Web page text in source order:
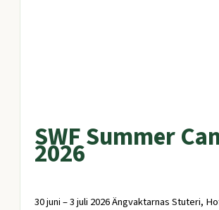
SWF Summer
2026
30 juni – 3 juli 2026 Ängvaktarnas Stuteri,